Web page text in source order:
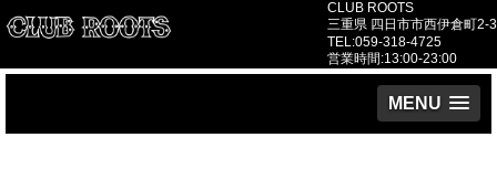
CLUB ROOTS
三重県 四日市市西伊倉町2-3
TEL:059-318-4725
営業時間:13:00-23:00
MENU